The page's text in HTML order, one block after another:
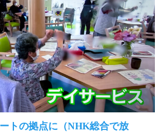
トの拠点に（NHK総合で放